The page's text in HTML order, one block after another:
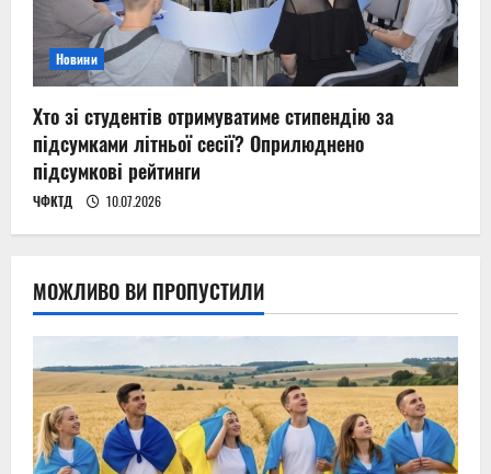
Новини
Хто зі студентів отримуватиме стипендію за
підсумками літньої сесії? Оприлюднено
підсумкові рейтинги
ЧФКТД 10.07.2026
МОЖЛИВО ВИ ПРОПУСТИЛИ